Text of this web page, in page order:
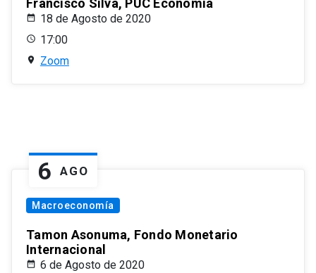
Francisco Silva, PUC Economía
18 de Agosto de 2020
17:00
Zoom
6 AGO
Macroeconomía
Tamon Asonuma, Fondo Monetario
Internacional
6 de Agosto de 2020